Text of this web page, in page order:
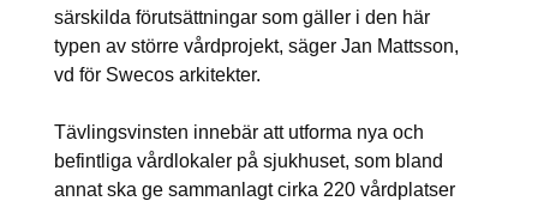
särskilda förutsättningar som gäller i den här
typen av större vårdprojekt, säger Jan Mattsson,
vd för Swecos arkitekter.
Tävlingsvinsten innebär att utforma nya och
befintliga vårdlokaler på sjukhuset, som bland
annat ska ge sammanlagt cirka 220 vårdplatser